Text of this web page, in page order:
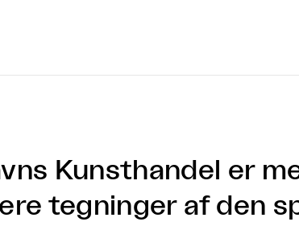
Kunsthandel er
tegninger af den